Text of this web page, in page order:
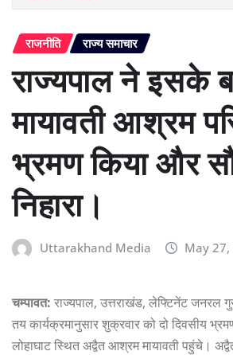
राजनीति राज्य समाचार
राज्यपाल ने इसके
मायावती आश्रम
भ्रमण किया और
निहारा।
Uttarakhand Media May 27,
चम्पावत: राज्यपाल, उत्तराखंड, लेफ्टिनेंट जनरल
तय कार्यक्रमानुसार शुक्रवार को दो दिवसीय
लोहाघाट स्थित अद्वैत आश्रम मायावती पहुंचे।